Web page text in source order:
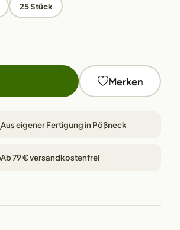
25 Stück
Merken
Aus eigener Fertigung in Pößneck
Ab 79 € versandkostenfrei